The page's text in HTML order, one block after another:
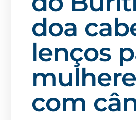
doa
lenços
com